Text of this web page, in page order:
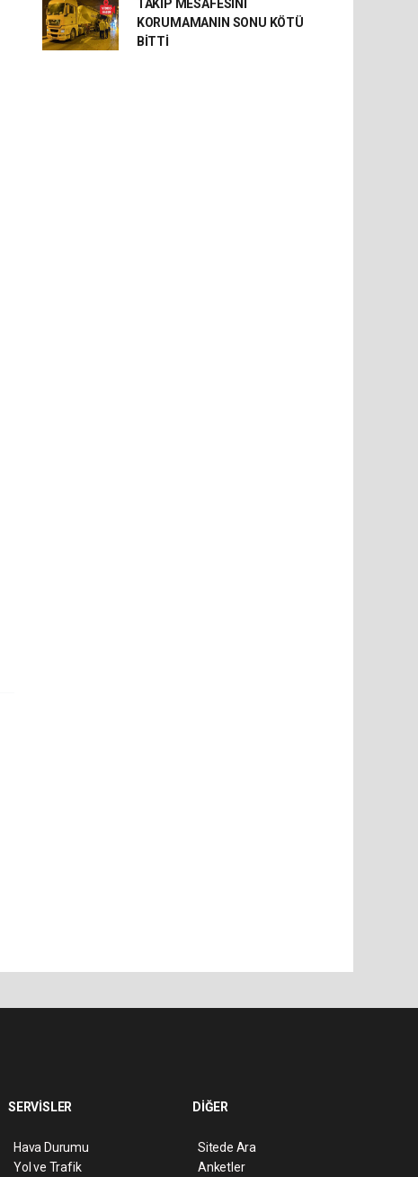
TAKİP MESAFESİNİ
KORUMAMANIN SONU KÖTÜ
BİTTİ
SERVİSLER
Hava Durumu
Yol ve Trafik
DİĞER
Sitede Ara
Anketler